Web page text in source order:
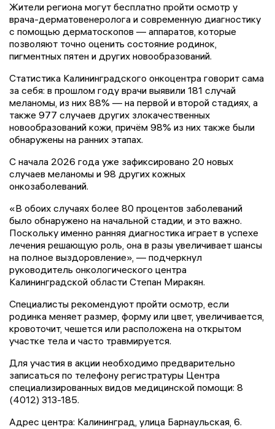
Жители региона могут бесплатно пройти осмотр у
врача-дерматовенеролога и современную диагностику
с помощью дерматоскопов — аппаратов, которые
позволяют точно оценить состояние родинок,
пигментных пятен и других новообразований.
Статистика Калининградского онкоцентра говорит сама
за себя: в прошлом году врачи выявили 181 случай
меланомы, из них 88% — на первой и второй стадиях, а
также 977 случаев других злокачественных
новообразований кожи, причём 98% из них также были
обнаружены на ранних этапах.
С начала 2026 года уже зафиксировано 20 новых
случаев меланомы и 98 других кожных
онкозаболеваний.
«В обоих случаях более 80 процентов заболеваний
было обнаружено на начальной стадии, и это важно.
Поскольку именно ранняя диагностика играет в успехе
лечения решающую роль, она в разы увеличивает шансы
на полное выздоровление», — подчеркнул
руководитель онкологического центра
Калининградской области Степан Миракян.
Специалисты рекомендуют пройти осмотр, если
родинка меняет размер, форму или цвет, увеличивается,
кровоточит, чешется или расположена на открытом
участке тела и часто травмируется.
Для участия в акции необходимо предварительно
записаться по телефону регистратуры Центра
специализированных видов медицинской помощи: 8
(4012) 313-185.
Адрес центра: Калининград, улица Барнаульская, 6.